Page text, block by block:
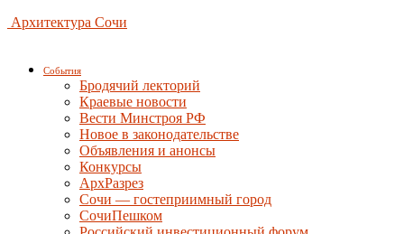
Архитектура Сочи
События
Бродячий лекторий
Краевые новости
Вести Минстроя РФ
Новое в законодательстве
Объявления и анонсы
Конкурсы
АрхРазрез
Сочи — гостеприимный город
СочиПешком